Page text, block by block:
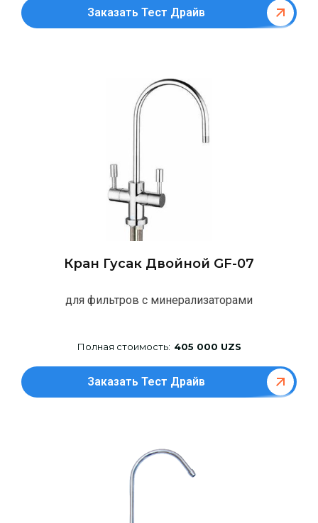
Заказать Тест Драйв
Кран Гусак Двойной GF-07
для фильтров с минерализаторами
Полная стоимость: 405 000 UZS
Заказать Тест Драйв